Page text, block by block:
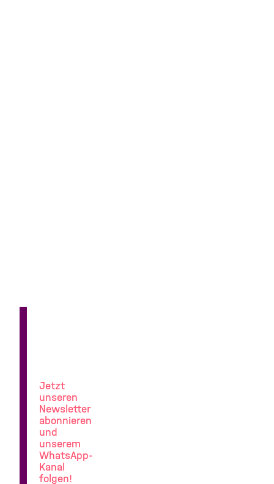
Jetzt
unseren
Newsletter
abonnieren
und
unserem
WhatsApp-
Kanal
folgen!